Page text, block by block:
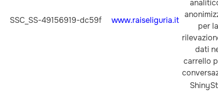
SSC_SS-49156919-dc59f www.raiseliguria.it
per la
dati
carrello